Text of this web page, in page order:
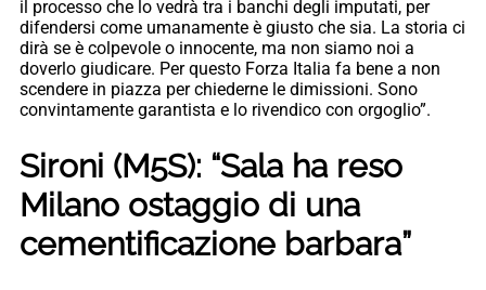
il processo che lo vedrà tra i banchi degli imputati, per
difendersi come umanamente è giusto che sia. La storia ci
dirà se è colpevole o innocente, ma non siamo noi a
doverlo giudicare. Per questo Forza Italia fa bene a non
scendere in piazza per chiederne le dimissioni. Sono
convintamente garantista e lo rivendico con orgoglio”.
Sironi (M5S): “Sala ha reso
Milano ostaggio di una
cementificazione barbara”